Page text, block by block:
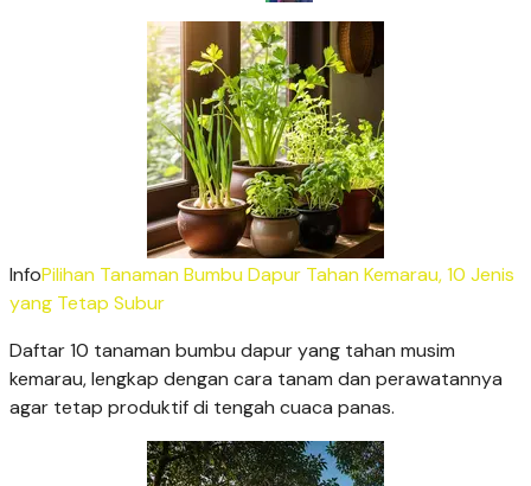
InfoPilihan Tanaman Bumbu Dapur Tahan Kemarau, 10 Jenis
yang Tetap Subur
Daftar 10 tanaman bumbu dapur yang tahan musim
kemarau, lengkap dengan cara tanam dan perawatannya
agar tetap produktif di tengah cuaca panas.